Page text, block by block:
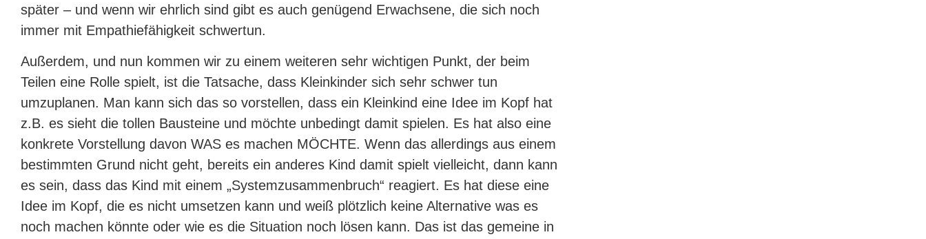
später – und wenn wir ehrlich sind gibt es auch genügend Erwachsene, die sich noch
immer mit Empathiefähigkeit schwertun.
Außerdem, und nun kommen wir zu einem weiteren sehr wichtigen Punkt, der beim
Teilen eine Rolle spielt, ist die Tatsache, dass Kleinkinder sich sehr schwer tun
umzuplanen. Man kann sich das so vorstellen, dass ein Kleinkind eine Idee im Kopf hat
z.B. es sieht die tollen Bausteine und möchte unbedingt damit spielen. Es hat also eine
konkrete Vorstellung davon WAS es machen MÖCHTE. Wenn das allerdings aus einem
bestimmten Grund nicht geht, bereits ein anderes Kind damit spielt vielleicht, dann kann
es sein, dass das Kind mit einem „Systemzusammenbruch“ reagiert. Es hat diese eine
Idee im Kopf, die es nicht umsetzen kann und weiß plötzlich keine Alternative was es
noch machen könnte oder wie es die Situation noch lösen kann. Das ist das gemeine in